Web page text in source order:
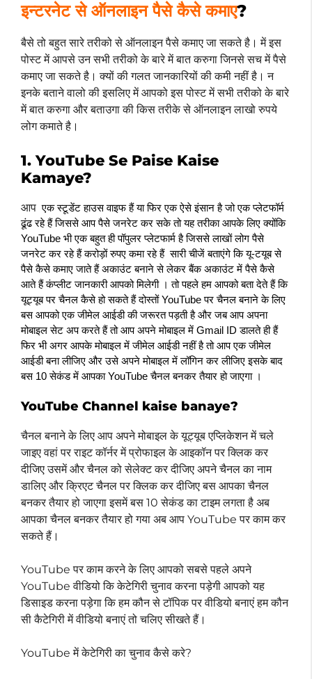
इन्टरनेट से ऑनलाइन पैसे कैसे कमाए?
बैसे तो बहुत सारे तरीको से ऑनलाइन पैसे कमाए जा सकते है। में इस
पोस्ट में आपसे उन सभी तरीको के बारे में बात करुगा जिनसे सच में पैसे
कमाए जा सकते है। क्यों की गलत जानकारियों की कमी नहीं है। न
इनके बताने वालो की इसलिए में आपको इस पोस्ट में सभी तरीको के बारे
में बात करुगा और बताउगा की किस तरीके से ऑनलाइन लाखो रुपये
लोग कमाते है।
1. YouTube Se Paise Kaise
Kamaye?
आप एक स्टूडेंट हाउस वाइफ हैं या फिर एक ऐसे इंसान है जो एक प्लेटफॉर्म
ढूंढ रहे हैं जिससे आप पैसे जनरेट कर सके तो यह तरीका आपके लिए क्योंकि
YouTube भी एक बहुत ही पॉपुलर प्लेटफार्म है जिससे लाखों लोग पैसे
जनरेट कर रहे हैं करोड़ों रुपए कमा रहे हैं  सारी चीजें बताएंगे कि यू-टयूब से
पैसे कैसे कमाए जाते हैं अकाउंट बनाने से लेकर बैंक अकाउंट में पैसे कैसे
आते हैं कंप्लीट जानकारी आपको मिलेगी । तो पहले हम आपको बता देते हैं कि
यूट्यूब पर चैनल कैसे हो सकते हैं दोस्तों YouTube पर चैनल बनाने के लिए
बस आपको एक जीमेल आईडी की जरूरत पड़ती है और जब आप अपना
मोबाइल सेट अप करते हैं तो आप अपने मोबाइल में Gmail ID डालते ही हैं
फिर भी अगर आपके मोबाइल में जीमेल आईडी नहीं है तो आप एक जीमेल
आईडी बना लीजिए और उसे अपने मोबाइल में लॉगिन कर लीजिए इसके बाद
बस 10 सेकंड में आपका YouTube चैनल बनकर तैयार हो जाएगा ।
YouTube Channel kaise banaye?
चैनल बनाने के लिए आप अपने मोबाइल के यूट्यूब एप्लिकेशन में चले
जाइए वहां पर राइट कॉर्नर में प्रोफाइल के आइकॉन पर क्लिक कर
दीजिए उसमें और चैनल को सेलेक्ट कर दीजिए अपने चैनल का नाम
डालिए और क्रिएट चैनल पर क्लिक कर दीजिए बस आपका चैनल
बनकर तैयार हो जाएगा इसमें बस 10 सेकंड का टाइम लगता है अब
आपका चैनल बनकर तैयार हो गया अब आप YouTube पर काम कर
सकते हैं।
YouTube पर काम करने के लिए आपको सबसे पहले अपने
YouTube वीडियो कि केटेगिरी चुनाव करना पड़ेगी आपको यह
डिसाइड करना पड़ेगा कि हम कौन से टॉपिक पर वीडियो बनाएं हम कौन
सी कैटेगिरी में वीडियो बनाएं तो चलिए सीखते हैं।
YouTube में केटेगिरी का चुनाव कैसे करे?